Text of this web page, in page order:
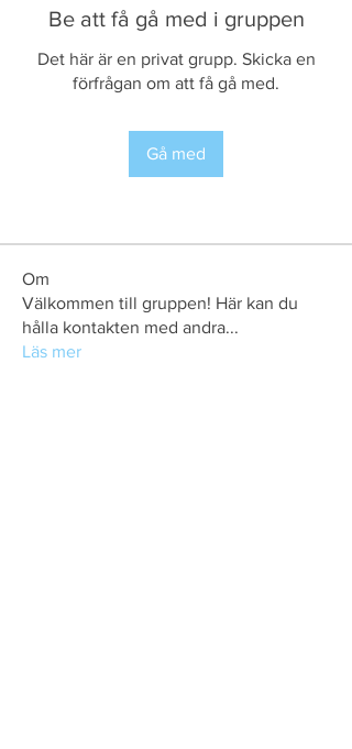
Be att få gå med i gruppen
Det här är en privat grupp. Skicka en
förfrågan om att få gå med.
Gå med
Om
Välkommen till gruppen! Här kan du
hålla kontakten med andra...
Läs mer